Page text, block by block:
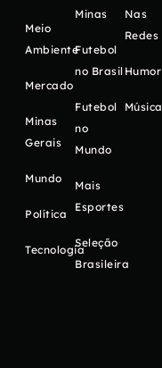
Meio
Ambiente
Mercado
Minas
Gerais
Mundo
Política
Tecnologia
Minas
Futebol
no Brasil
Futebol
no
Mundo
Mais
Esportes
Seleção
Brasileira
Nas
Redes
Humor
Música